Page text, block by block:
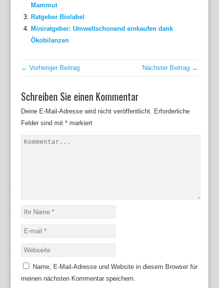
Mammut
Ratgeber Biolabel
Miniratgeber: Umweltschonend einkaufen dank
Ökobilanzen
← Vorheriger Beitrag Nächster Beitrag →
Schreiben Sie einen Kommentar
Deine E-Mail-Adresse wird nicht veröffentlicht. Erforderliche
Felder sind mit *markiert
Name, E-Mail-Adresse und Website in diesem Browser für
meinen nächsten Kommentar speichern.